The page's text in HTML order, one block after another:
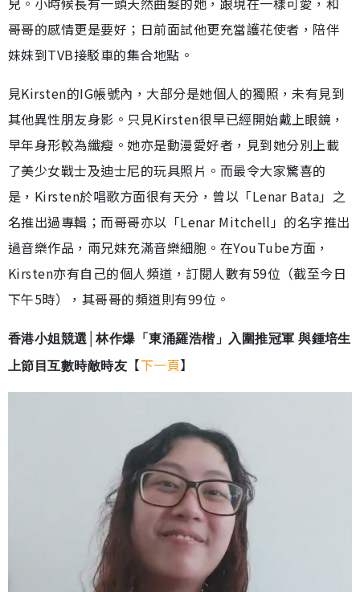
哥哥的感情更是要好；日前面試他更充當護花使者，陪伴
妹妹到TVB接駁車的集合地點。
見Kirsten的IG帳號內，大部分是她個人的獨照，未有見到
其他異性朋友身影。只見Kirsten很早已經開始戴上眼鏡，
早年身形較為纖瘦。她亦是動漫愛好者，見到她分別上載
了美少女戰士及迪士尼的玩具照片。而最令大家驚喜的
是，Kirsten於唱歌方面很有天分，曾以「Lenar Bata」之
名推出過專輯；而哥哥亦以「Lenar Mitchell」的名字推出
過音樂作品，兩兄妹充滿音樂細胞。在YouTube方面，
Kirsten亦有自己的個人頻道，訂閱人數有59位（截至今日
下午5時），其哥哥的頻道則有99位。
香港小姐競選│林作爆「東涌羅浩楷」入圍推冠軍 與鍾培生
上節目互數時敵時友 【下一頁】